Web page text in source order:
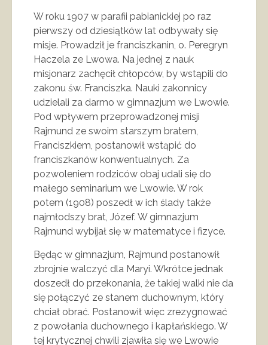
W roku 1907 w parafii pabianickiej po raz
pierwszy od dziesiątków lat odbywały się
misje. Prowadził je franciszkanin, o. Peregryn
Haczela ze Lwowa. Na jednej z nauk
misjonarz zachęcił chłopców, by wstąpili do
zakonu św. Franciszka. Nauki zakonnicy
udzielali za darmo w gimnazjum we Lwowie.
Pod wpływem przeprowadzonej misji
Rajmund ze swoim starszym bratem,
Franciszkiem, postanowił wstąpić do
franciszkanów konwentualnych. Za
pozwoleniem rodziców obaj udali się do
małego seminarium we Lwowie. W rok
potem (1908) poszedł w ich ślady także
najmłodszy brat, Józef. W gimnazjum
Rajmund wybijał się w matematyce i fizyce.
Będąc w gimnazjum, Rajmund postanowił
zbrojnie walczyć dla Maryi. Wkrótce jednak
doszedł do przekonania, że takiej walki nie da
się połączyć ze stanem duchownym, który
chciał obrać. Postanowił więc zrezygnować
z powołania duchownego i kapłańskiego. W
tej krytycznej chwili zjawiła się we Lwowie